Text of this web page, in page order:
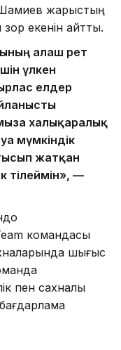
жарыстың
екенін айтты.
алғаш рет
үлкен
елдер
халықаралық
мүмкіндік
жатқан
тілеймін», —
командасы
шығыс
пен сахналық